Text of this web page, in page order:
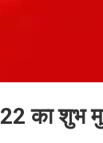
का शुभ